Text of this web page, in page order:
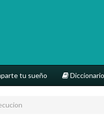
tu sueño Diccionario